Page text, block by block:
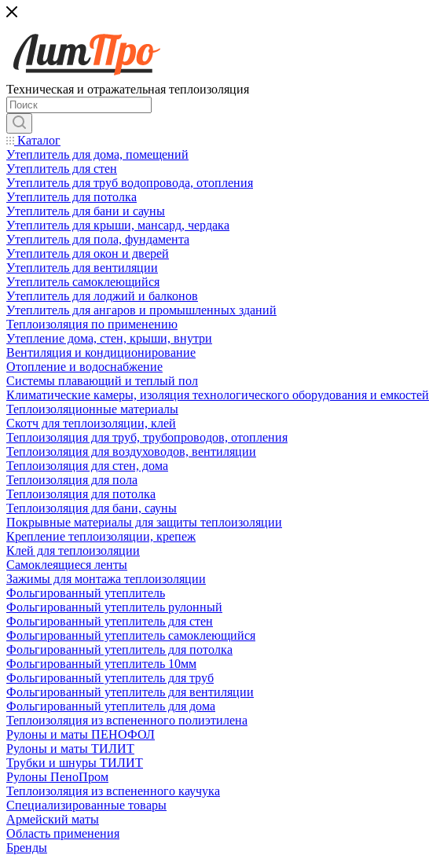
Техническая и отражательная теплоизоляция
Каталог
Утеплитель для дома, помещений
Утеплитель для стен
Утеплитель для труб водопровода, отопления
Утеплитель для потолка
Утеплитель для бани и сауны
Утеплитель для крыши, мансард, чердака
Утеплитель для пола, фундамента
Утеплитель для окон и дверей
Утеплитель для вентиляции
Утеплитель самоклеющийся
Утеплитель для лоджий и балконов
Утеплитель для ангаров и промышленных зданий
Теплоизоляция по применению
Утепление дома, стен, крыши, внутри
Вентиляция и кондиционирование
Отопление и водоснабжение
Системы плавающий и теплый пол
Климатические камеры, изоляция технологического оборудования и емкостей
Теплоизоляционные материалы
Скотч для теплоизоляции, клей
Теплоизоляция для труб, трубопроводов, отопления
Теплоизоляция для воздуховодов, вентиляции
Теплоизоляция для стен, дома
Теплоизоляция для пола
Теплоизоляция для потолка
Теплоизоляция для бани, сауны
Покрывные материалы для защиты теплоизоляции
Крепление теплоизоляции, крепеж
Клей для теплоизоляции
Самоклеящиеся ленты
Зажимы для монтажа теплоизоляции
Фольгированный утеплитель
Фольгированный утеплитель рулонный
Фольгированный утеплитель для стен
Фольгированный утеплитель самоклеющийся
Фольгированный утеплитель для потолка
Фольгированный утеплитель 10мм
Фольгированный утеплитель для труб
Фольгированный утеплитель для вентиляции
Фольгированный утеплитель для дома
Теплоизоляция из вспененного полиэтилена
Рулоны и маты ПЕНОФОЛ
Рулоны и маты ТИЛИТ
Трубки и шнуры ТИЛИТ
Рулоны ПеноПром
Теплоизоляция из вспененного каучука
Специализированные товары
Армейский маты
Область применения
Бренды